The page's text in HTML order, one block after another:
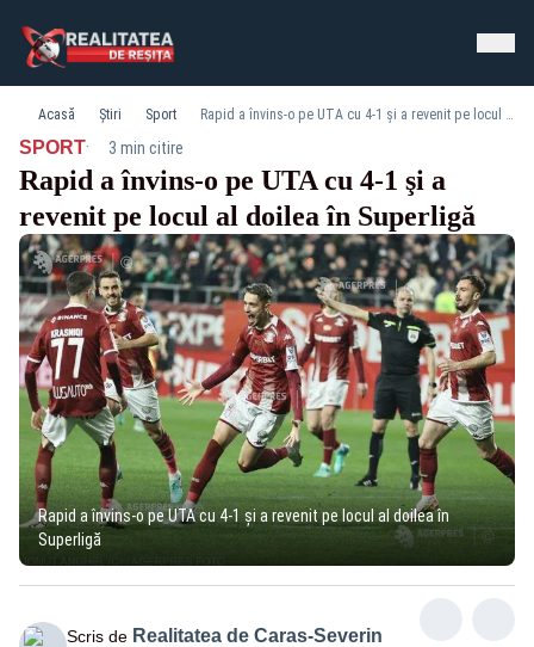
Acasă Știri Sport Rapid a învins-o pe UTA cu 4-1 şi a revenit pe locul al doilea în Superligă
SPORT· 3 min citire
Rapid a învins-o pe UTA cu 4-1 şi a
revenit pe locul al doilea în Superligă
Rapid a învins-o pe UTA cu 4-1 şi a revenit pe locul al doilea în
Superligă
Scris de Realitatea de Caras-Severin